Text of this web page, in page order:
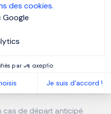
des cookies.
Google
par
Je suis d'accord !
de casting
de rétention
avec des garanties :
cas de départ anticipé